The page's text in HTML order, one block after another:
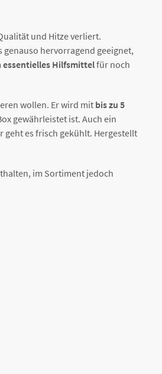
und Hitze verliert.
hervorragend geeignet,
essentielles Hilfsmittelfür noch
wollen. Er wird mit bis zu 5
gewährleistet ist. Auch ein
geht es frisch gekühlt. Hergestellt
im Sortiment jedoch